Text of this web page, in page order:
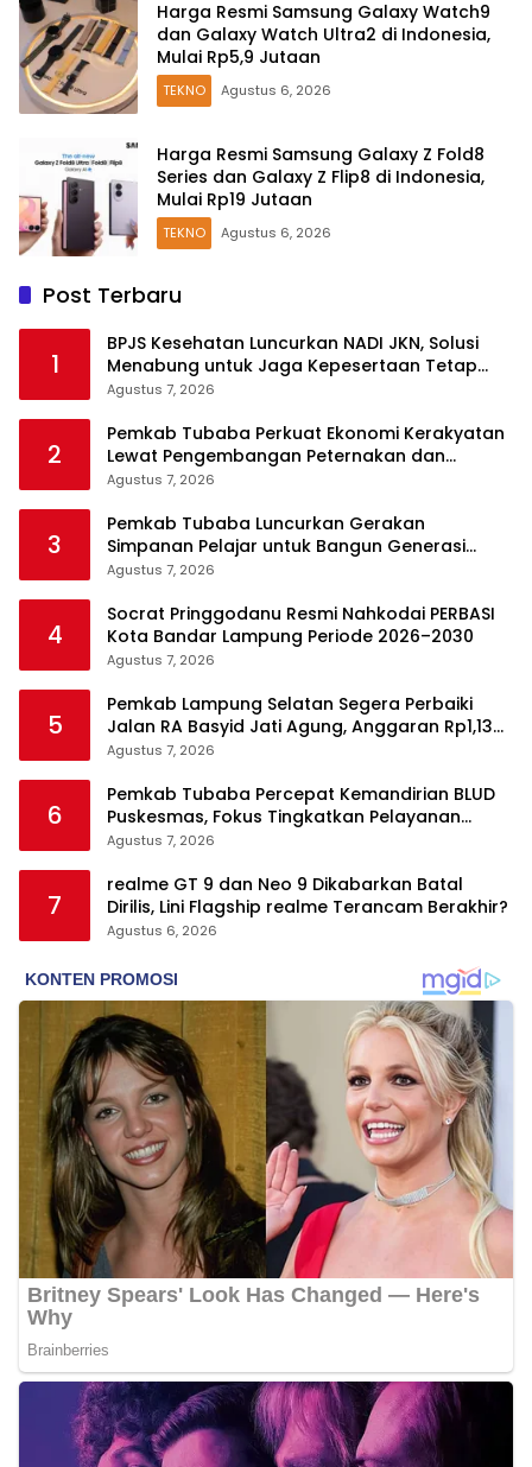
Harga Resmi Samsung Galaxy Watch9
dan Galaxy Watch Ultra2 di Indonesia,
Mulai Rp5,9 Jutaan
TEKNO Agustus 6, 2026
Harga Resmi Samsung Galaxy Z Fold8
Series dan Galaxy Z Flip8 di Indonesia,
Mulai Rp19 Jutaan
TEKNO Agustus 6, 2026
Post Terbaru
1
BPJS Kesehatan Luncurkan NADI JKN, Solusi
Menabung untuk Jaga Kepesertaan Tetap
Aktif
Agustus 7, 2026
2
Pemkab Tubaba Perkuat Ekonomi Kerakyatan
Lewat Pengembangan Peternakan dan
Penyaluran KUR
Agustus 7, 2026
3
Pemkab Tubaba Luncurkan Gerakan
Simpanan Pelajar untuk Bangun Generasi
Cerdas Sejak Dini
Agustus 7, 2026
4
Socrat Pringgodanu Resmi Nahkodai PERBASI
Kota Bandar Lampung Periode 2026–2030
Agustus 7, 2026
5
Pemkab Lampung Selatan Segera Perbaiki
Jalan RA Basyid Jati Agung, Anggaran Rp1,13
Miliar Disiapkan
Agustus 7, 2026
6
Pemkab Tubaba Percepat Kemandirian BLUD
Puskesmas, Fokus Tingkatkan Pelayanan
Kesehatan
Agustus 7, 2026
7
realme GT 9 dan Neo 9 Dikabarkan Batal
Dirilis, Lini Flagship realme Terancam Berakhir?
Agustus 6, 2026